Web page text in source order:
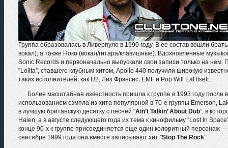
Группа образовалась в Ливерпуле в 1990 году. В ее состав вошли
вокал), а также Ноко (вокал/гитара/клавишные). Вдохновленные
Sonic Records и первоначально выпускали свои записи только на нем.
"Lolita”, ставшего клубным хитом, Apollo 440 получили широкую
таких исполнителей, как U2, Лиз Фрэнсис, EMF и Pop Will Eat Itself.
Более масштабная известность пришла к группе в 1993 году после
использованием сэмпла из хита популярной в 70-е группы Emerson,
в лучшую британскую десятку с песней "Ain’t Talkin’ About Dub”, в
Halen, а в августе следующего года их тема к кинофильму "Lost In
конце 90-х к группе присоединяется еще один колоритный персонаж
сентябре 1999 года они вместе записывают хит "Stop The Rock”.